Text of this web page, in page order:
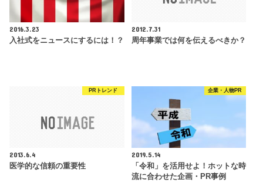
2016.3.23
入社式をニュースにするには！？
2012.7.31
周年事業では何を伝えるべきか？
PRトレンド
2013.6.4
医学的な信頼の重要性
企業・人物PR
2019.5.14
「令和」を活用せよ！ホットな時
流に合わせた企画・PR事例